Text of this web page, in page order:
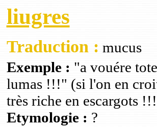
liugres
Traduction : mucus
Exemple : "a vouére
lumas !!!" (si l'on en
très riche en escargots
Etymologie : ?